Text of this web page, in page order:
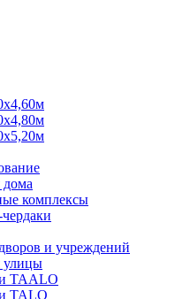
дома
комплексы
и учреждений
улицы
TAALO
TALO